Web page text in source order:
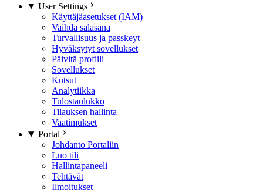
User Settings
Käyttäjäasetukset (IAM)
Vaihda salasana
Turvallisuus ja passkeyt
Hyväksytyt sovellukset
Päivitä profiili
Sovellukset
Kutsut
Analytiikka
Tulostaulukko
Tilauksen hallinta
Vaatimukset
Portal
Johdanto Portaliin
Luo tili
Hallintapaneeli
Tehtävät
Ilmoitukset